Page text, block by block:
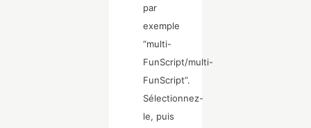
par
exemple
“multi-
FunScript/multi-
FunScript”.
Sélectionnez-
le, puis